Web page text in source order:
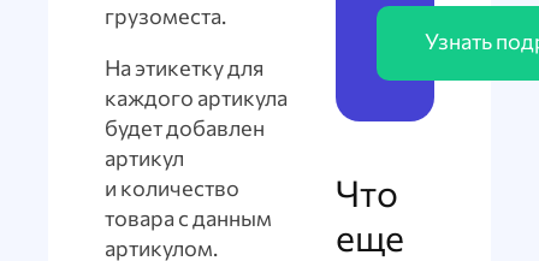
грузоместа.
На этикетку для
каждого артикула
будет добавлен
артикул
и количество
товара с данным
артикулом.
Узнать
Что
еще